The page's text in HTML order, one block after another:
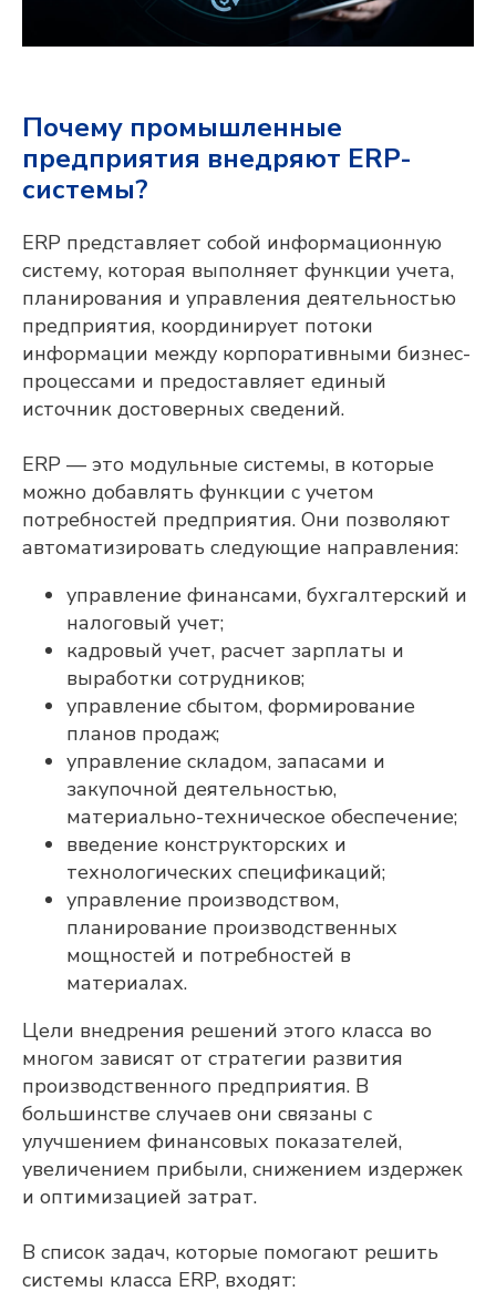
Почему промышленные
предприятия внедряют ERP-
системы?
ERP представляет собой информационную
систему, которая выполняет функции учета,
планирования и управления деятельностью
предприятия, координирует потоки
информации между корпоративными бизнес-
процессами и предоставляет единый
источник достоверных сведений.
ERP — это модульные системы, в которые
можно добавлять функции с учетом
потребностей предприятия. Они позволяют
автоматизировать следующие направления:
управление финансами, бухгалтерский и
налоговый учет;
кадровый учет, расчет зарплаты и
выработки сотрудников;
управление сбытом, формирование
планов продаж;
управление складом, запасами и
закупочной деятельностью,
материально-техническое обеспечение;
введение конструкторских и
технологических спецификаций;
управление производством,
планирование производственных
мощностей и потребностей в
материалах.
Цели внедрения решений этого класса во
многом зависят от стратегии развития
производственного предприятия. В
большинстве случаев они связаны с
улучшением финансовых показателей,
увеличением прибыли, снижением издержек
и оптимизацией затрат.
В список задач, которые помогают решить
системы класса ERP, входят: